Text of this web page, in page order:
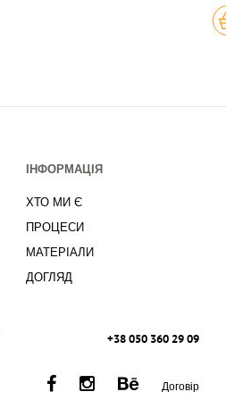
ІНФОРМАЦІЯ
ХТО МИ Є
ПРОЦЕСИ
МАТЕРІАЛИ
ДОГЛЯД
+38 050 360 29 09
Договір